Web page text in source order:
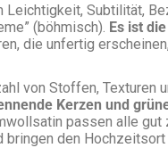
Subtilität,
(böhmisch). Es ist
die unfertig
von Stoffen, Texturen
Kerzen und
passen alle gut
den Hochzeitsort